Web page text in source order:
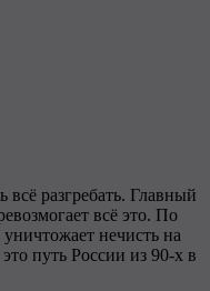
разгребать. Главный
всё это. По
нечисть на
путь России из 90-х в